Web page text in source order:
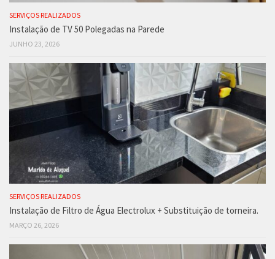
SERVIÇOS REALIZADOS
Instalação de TV 50 Polegadas na Parede
JUNHO 23, 2026
SERVIÇOS REALIZADOS
Instalação de Filtro de Água Electrolux + Substituição de torneira.
MARÇO 26, 2026